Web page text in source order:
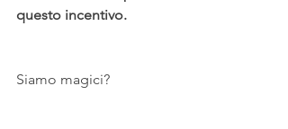
questo incentivo.
Siamo magici?